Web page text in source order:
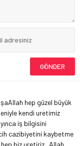
hep güzel büyük
kendi uretimiz
iş bilgisini
cazibiyetini kaybetme
biz uretiriz.. Allah